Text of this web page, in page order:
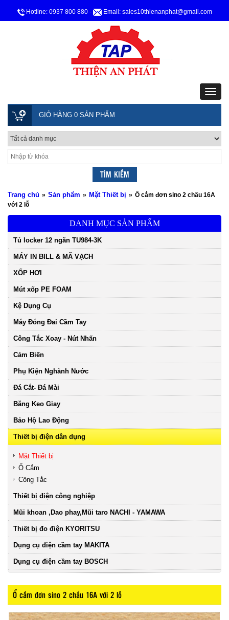
Hotline: 0937 800 880 - Email: sales10thienanphat@gmail.com
GIỎ HÀNG 0 SẢN PHẨM
Trang chủ » Sản phẩm » Mặt Thiết bị » Ổ cắm đơn sino 2 chấu 16A
với 2 lỗ
DANH MỤC SẢN PHẨM
Tủ locker 12 ngăn TU984-3K
MÁY IN BILL & MÃ VẠCH
XỐP HƠI
Mút xốp PE FOAM
Kệ Dụng Cụ
Máy Đóng Đai Cầm Tay
Công Tắc Xoay - Nút Nhấn
Cảm Biến
Phụ Kiện Nghành Nước
Đá Cắt- Đá Mài
Băng Keo Giay
Bảo Hộ Lao Động
Thiết bị điện dân dụng
Mặt Thiết bị
Ổ Cắm
Công Tắc
Thiết bị điện công nghiệp
Mũi khoan ,Dao phay,Mũi taro NACHI - YAMAWA
Thiết bị đo điện KYORITSU
Dụng cụ điện cầm tay MAKITA
Dụng cụ điện cầm tay BOSCH
Ổ cắm đơn sino 2 chấu 16A với 2 lỗ